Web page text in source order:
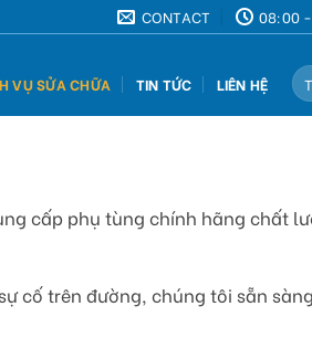
CONTACT 08:00
VỤ SỬA CHỮA TIN TỨC LIÊN HỆ
cấp phụ tùng chính hãng chất
cố trên đường, chúng tôi sẵn